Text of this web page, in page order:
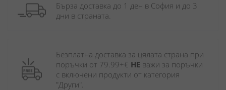
Бърза доставка до 1 ден в София и до 3
дни в страната.
Безплатна доставка за цялата страна при
поръчки от 79.99+€ НЕ важи за поръчки
с включени продукти от категория
"Други".